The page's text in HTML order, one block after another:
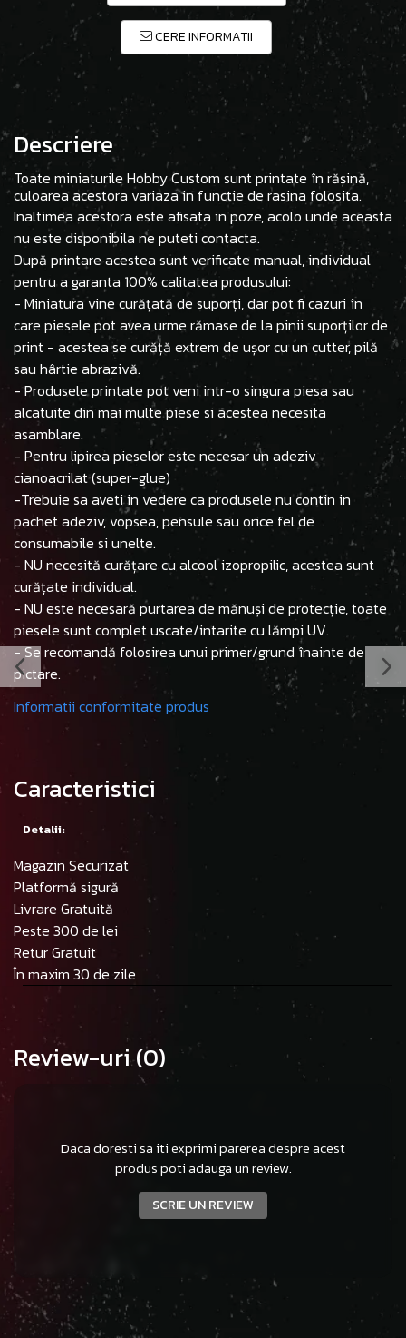
CERE INFORMATII
Descriere
Toate miniaturile Hobby Custom sunt printate în rășină,
culoarea acestora variaza in functie de rasina folosita.
Inaltimea acestora este afisata in poze, acolo unde aceasta
nu este disponibila ne puteti contacta.
După printare acestea sunt verificate manual, individual
pentru a garanta 100% calitatea produsului:
- Miniatura vine curățată de suporți, dar pot fi cazuri în
care piesele pot avea urme rămase de la pinii suporților de
print - acestea se curăță extrem de ușor cu un cutter, pilă
sau hârtie abrazivă.
- Produsele printate pot veni intr-o singura piesa sau
alcatuite din mai multe piese si acestea necesita
asamblare.
- Pentru lipirea pieselor este necesar un adeziv
cianoacrilat (super-glue)
-Trebuie sa aveti in vedere ca produsele nu contin in
pachet adeziv, vopsea, pensule sau orice fel de
consumabile si unelte.
- NU necesită curățare cu alcool izopropilic, acestea sunt
curățate individual.
- NU este necesară purtarea de mănuși de protecție, toate
piesele sunt complet uscate/intarite cu lămpi UV.
- Se recomandă folosirea unui primer/grund înainte de
pictare.
Informatii conformitate produs
Caracteristici
Detalii:
Magazin Securizat
Platformă sigură
Livrare Gratuită
Peste 300 de lei
Retur Gratuit
În maxim 30 de zile
Review-uri(0)
Daca doresti sa iti exprimi parerea despre acest
produs poti adauga un review.
SCRIE UN REVIEW